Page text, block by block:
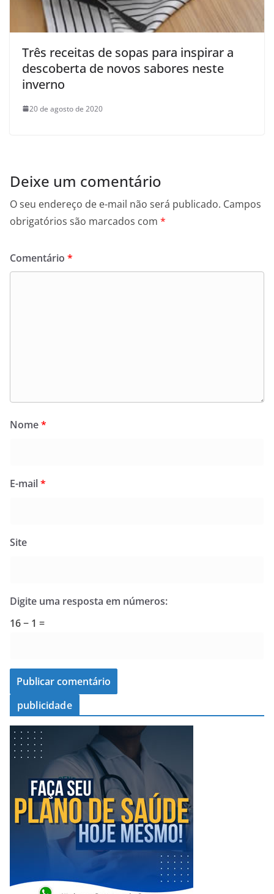
Três receitas de sopas para inspirar a
descoberta de novos sabores neste
inverno
20 de agosto de 2020
Deixe um comentário
O seu endereço de e-mail não será publicado. Campos
obrigatórios são marcados com *
Comentário *
Nome*
E-mail*
Site
Digite uma resposta em números:
16 − 1 =
publicidade